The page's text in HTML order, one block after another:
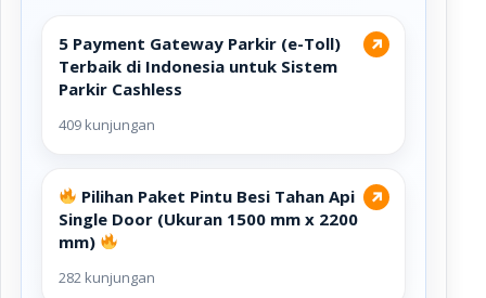
↗
5 Payment Gateway Parkir (e-Toll)
Terbaik di Indonesia untuk Sistem
Parkir Cashless
409 kunjungan
↗
Pilihan Paket Pintu Besi Tahan Api
Single Door (Ukuran 1500 mm x 2200
mm)
282 kunjungan